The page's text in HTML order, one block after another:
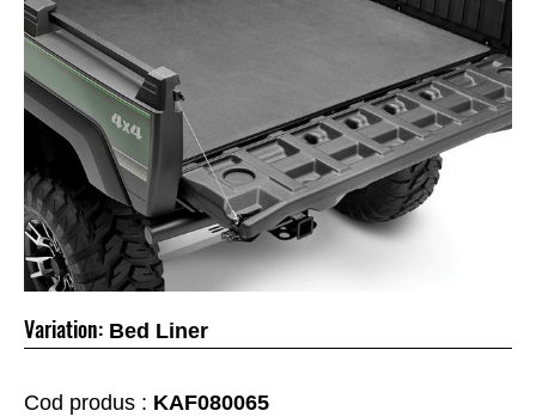
Variation: Bed Liner
Cod produs : KAF080065